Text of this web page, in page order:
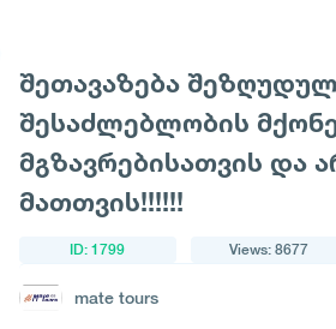
შეთავაზება
შესაძლებლობის
მგზავრებისათვის და
მათთვის!!!!!!
ID: 1799 Views: 8677
mate tours